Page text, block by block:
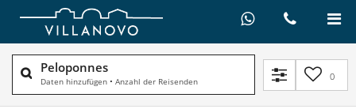
Peloponnes
Daten hinzufügen • Anzahl der Reisenden 0